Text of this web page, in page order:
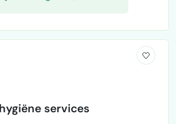
services